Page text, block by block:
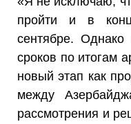
пройти и в
сентябре. Однако
сроков по итогам
новый этап как
между
рассмотрения и